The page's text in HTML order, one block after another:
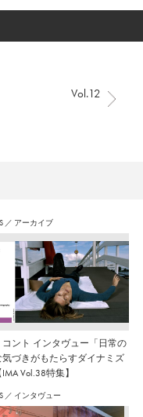
Vol.12
／ アーカイブ
コント インタヴュー「日常の
気づきがもたらすダイナミズ
Vol.38特集】
／ インタヴュー